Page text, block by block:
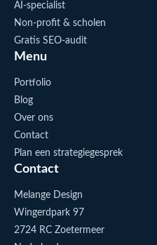
AI-specialist
Non-profit & scholen
Gratis SEO-audit
Menu
Portfolio
Blog
Over ons
Contact
Plan een strategiegesprek
Contact
Melange Design
Wingerdpark 97
2724 RC Zoetermeer